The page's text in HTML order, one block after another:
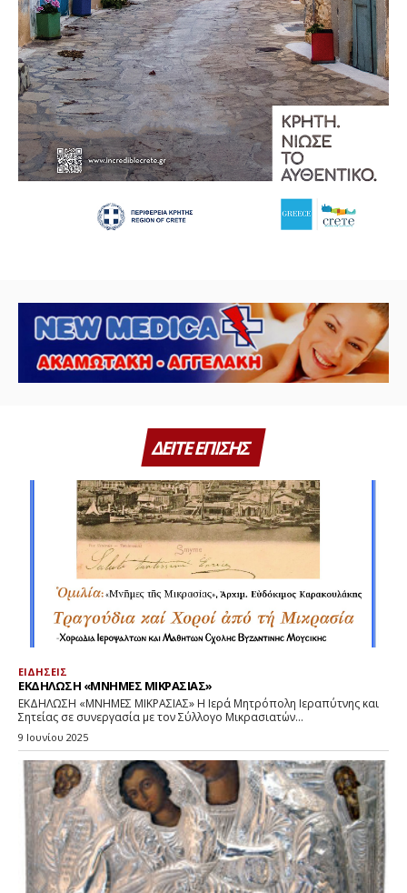
ΔΕΙΤΕ ΕΠΙΣΗΣ
ΕΙΔΗΣΕΙΣ
ΕΚΔΗΛΩΣΗ «ΜΝΗΜΕΣ ΜΙΚΡΑΣΙΑΣ»
ΕΚΔΗΛΩΣΗ «ΜΝΗΜΕΣ ΜΙΚΡΑΣΙΑΣ» Η Ιερά Μητρόπολη Ιεραπύτνης και
Σητείας σε συνεργασία με τον Σύλλογο Μικρασιατών...
9 Ιουνίου 2025